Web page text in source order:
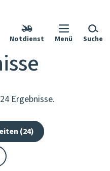
Notdienst Menü Suche
Ergebnisse.
(24)